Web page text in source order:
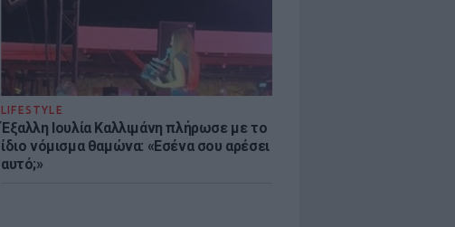
LIFESTYLE
Έξαλλη Ιουλία Καλλιμάνη πλήρωσε με το
ίδιο νόμισμα θαμώνα: «Εσένα σου αρέσει
αυτό;»